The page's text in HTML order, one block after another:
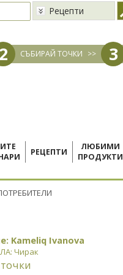
Рецепти
2 СЪБИРАЙ ТОЧКИ >> 3
РЕЦЕПТИ
ЛЮБИМИ
ПРОДУКТИ
Kameliq Ivanova
Чирак
точки